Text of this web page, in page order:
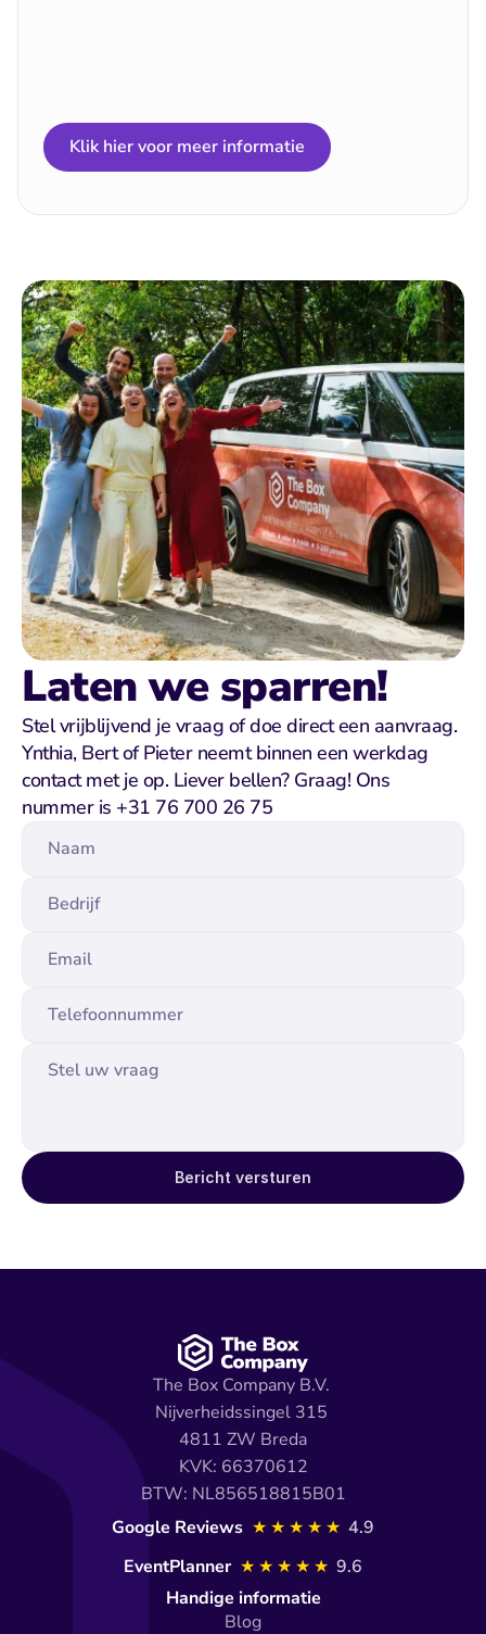
Klik hier voor meer informatie
Laten we sparren!
Stel vrijblijvend je vraag of doe direct een aanvraag.
Ynthia, Bert of Pieter neemt binnen een werkdag
contact met je op. Liever bellen? Graag! Ons
nummer is +31 76 700 26 75
Bericht versturen
The Box Company B.V.
Nijverheidssingel 315
4811 ZW Breda
KVK: 66370612
BTW: NL856518815B01
Google Reviews ★★★★★ 4.9
EventPlanner ★★★★★ 9.6
Handige informatie
Blog